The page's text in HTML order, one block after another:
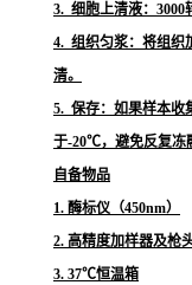
3. 细胞上清液：3000
4. 组织匀浆：将组织
清。
5. 保存：如果样本收
于-20℃，避免反复冻
自备物品
1. 酶标仪（450nm）
2. 高精度加样器及枪
3. 37℃恒温箱